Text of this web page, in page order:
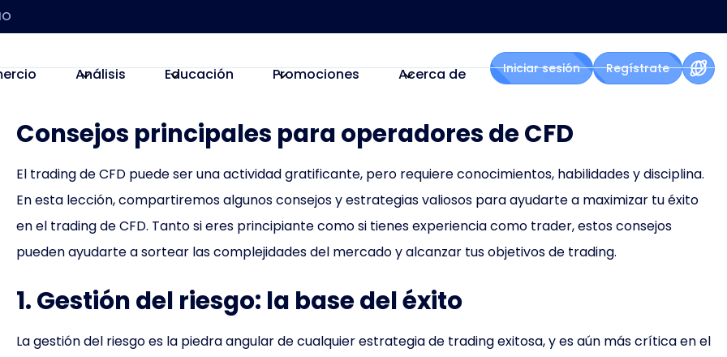
Análisis Educación Promociones Acerca de Iniciar sesión Regístrate
Consejos principales para operadores de CFD
El trading de CFD puede ser una actividad gratificante, pero requiere conocimientos, habilidades y disciplina.
En esta lección, compartiremos algunos consejos y estrategias valiosos para ayudarte a maximizar tu éxito
en el trading de CFD. Tanto si eres principiante como si tienes experiencia como trader, estos consejos
pueden ayudarte a sortear las complejidades del mercado y alcanzar tus objetivos de trading.
1. Gestión del riesgo: la base del éxito
La gestión del riesgo es la piedra angular de cualquier estrategia de trading exitosa, y es aún más crítica en el